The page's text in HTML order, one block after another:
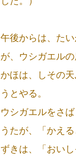
午後からは、た
が、ウシガエル
かほは、しその
うとやる。
ウシガエルをさ
うたが、「かえ
ずきは、「おい